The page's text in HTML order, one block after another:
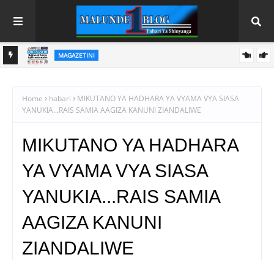
MAGAZETINI
Home habari
MIKUTANO YA HADHARA YA VYAMA VYA SIASA
YANUKIA...RAIS SAMIA AAGIZA KANUNI ZIANDALIWE
MIKUTANO YA HADHARA
YA VYAMA VYA SIASA
YANUKIA...RAIS SAMIA
AAGIZA KANUNI
ZIANDALIWE